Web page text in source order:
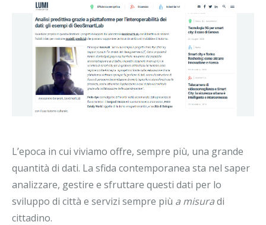
L’epoca in cui viviamo offre, sempre più, una grande
quantità di dati. La sfida contemporanea sta nel saper
analizzare, gestire e sfruttare questi dati per lo
sviluppo di città e servizi sempre più a misuradi
cittadino.